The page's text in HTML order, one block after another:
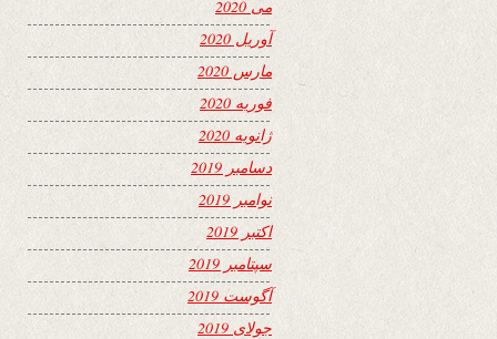
می 2020
آوریل 2020
مارس 2020
فوریه 2020
ژانویه 2020
دسامبر 2019
نوامبر 2019
اکتبر 2019
سپتامبر 2019
آگوست 2019
جولای 2019